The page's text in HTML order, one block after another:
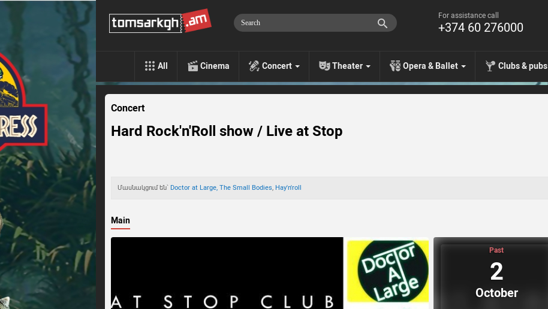
For assistance call
+374 60 276000
All Cinema Concert Theater Opera & Ballet Clubs & pubs
Concert
Hard Rock'n'Roll show / Live at Stop
Մասնակցում են` Doctor at Large, The Small Bodies, Hay'n'roll
Main
Past
2
October